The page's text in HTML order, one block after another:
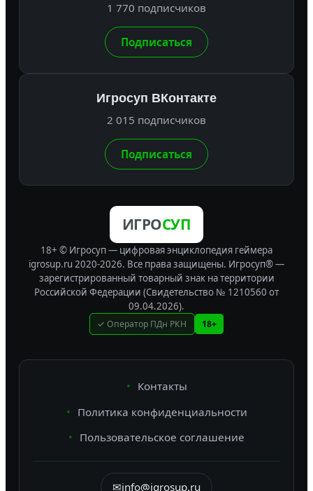
1 770 подписчиков
Подписаться
Игросуп ВКонтакте
2 015 подписчиков
Подписаться
ИГРОСУП
18+ © Игросуп — цифровая энциклопедия геймера
igrosup.ru 2020-2026. Все права защищены. Игросуп® —
зарегистрированный товарный знак на территории
Российской Федерации (Свидетельство № 1210560 от
09.04.2026).
✓ Оператор ПДн РКН 18+
Контакты
Политика конфиденциальности
Пользовательское соглашение
✉info@igrosup.ru